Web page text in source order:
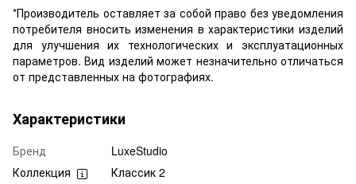
*Производитель оставляет за собой право без уведомления
потребителя вносить изменения в характеристики изделий
для улучшения их технологических и эксплуатационных
параметров. Вид изделий может незначительно отличаться
от представленных на фотографиях.
Характеристики
Бренд
LuxeStudio
Коллекция
Классик 2